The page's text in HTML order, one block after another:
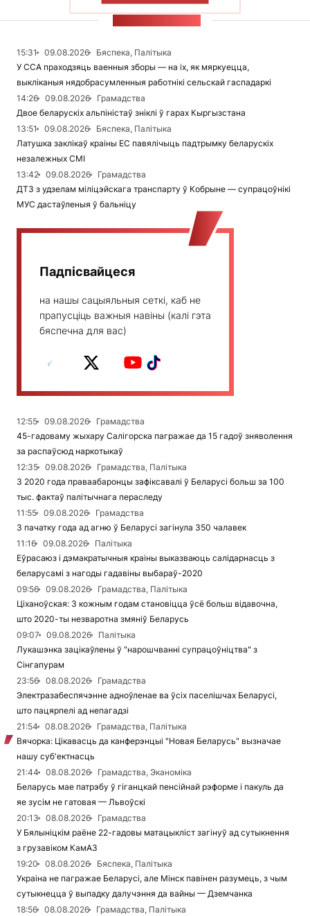
15:31 09.08.2026
Бяспека, Палітыка
У ССА праходзяць ваенныя зборы — на іх, як мяркуецца,
выкліканыя нядобрасумленныя работнікі сельскай гаспадаркі
14:26
09.08.2026
Грамадства
Двое беларускіх альпіністаў зніклі ў гарах Кыргызстана
13:51
09.08.2026
Бяспека, Палітыка
Латушка заклікаў краіны ЕС павялічыць падтрымку беларускіх
незалежных СМІ
13:42
09.08.2026
Грамадства
ДТЗ з удзелам міліцэйскага транспарту ў Кобрыне — супрацоўнікі
МУС дастаўленыя ў бальніцу
Падпісвайцеся
на нашы сацыяльныя сеткі, каб не
прапусціць важныя навіны (калі гэта
бяспечна для вас)
12:55 09.08.2026
Грамадства
45-гадоваму жыхару Салігорска пагражае да 15 гадоў зняволення
за распаўсюд наркотыкаў
12:35
09.08.2026
Грамадства, Палітыка
З 2020 года праваабаронцы зафіксавалі ў Беларусі больш за 100
тыс. фактаў палітычнага пераследу
11:55
09.08.2026
Грамадства
З пачатку года ад агню ў Беларусі загінула 350 чалавек
11:16
09.08.2026
Палітыка
Еўрасаюз і дэмакратычныя краіны выказваюць салідарнасць з
беларусамі з нагоды гадавіны выбараў-2020
09:56
09.08.2026
Грамадства, Палітыка
Ціханоўская: З кожным годам становіцца ўсё больш відавочна,
што 2020-ты незваротна змяніў Беларусь
09:07
09.08.2026
Палітыка
Лукашэнка зацікаўлены ў "нарошчванні супрацоўніцтва" з
Сінгапурам
23:56
08.08.2026
Грамадства
Электразабеспячэнне адноўленае ва ўсіх паселішчах Беларусі,
што пацярпелі ад непагадзі
21:54
08.08.2026
Грамадства, Палітыка
Вячорка: Цікавасць да канферэнцыі "Новая Беларусь" вызначае
нашу суб'ектнасць
21:44
08.08.2026
Грамадства, Эканоміка
Беларусь мае патрэбу ў гіганцкай пенсійнай рэформе і пакуль да
яе зусім не гатовая — Львоўскі
20:13
08.08.2026
Грамадства
У Бялыніцкім раёне 22-гадовы матацыкліст загінуў ад сутыкнення
з грузавіком КамАЗ
19:20
08.08.2026
Бяспека, Палітыка
Украіна не пагражае Беларусі, але Мінск павінен разумець, з чым
сутыкнецца ў выпадку далучэння да вайны — Дземчанка
18:56
08.08.2026
Грамадства, Палітыка